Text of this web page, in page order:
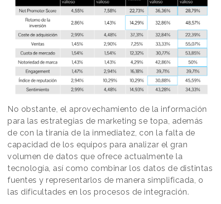
No obstante, el aprovechamiento de la información
para las estrategias de marketing se topa, además
de con la tiranía de la inmediatez, con la falta de
capacidad de los equipos para analizar el gran
volumen de datos que ofrece actualmente la
tecnología, así como combinar los datos de distintas
fuentes y representarlos de manera simplificada, o
las dificultades en los procesos de integración.